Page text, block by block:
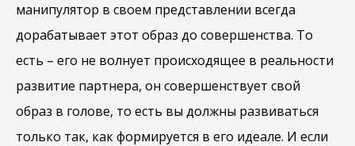
манипулятор в своем представлении всегда
дорабатывает этот образ до совершенства. То
есть – его не волнует происходящее в реальности
развитие партнера, он совершенствует свой
образ в голове, то есть вы должны развиваться
только так, как формируется в его идеале. И если